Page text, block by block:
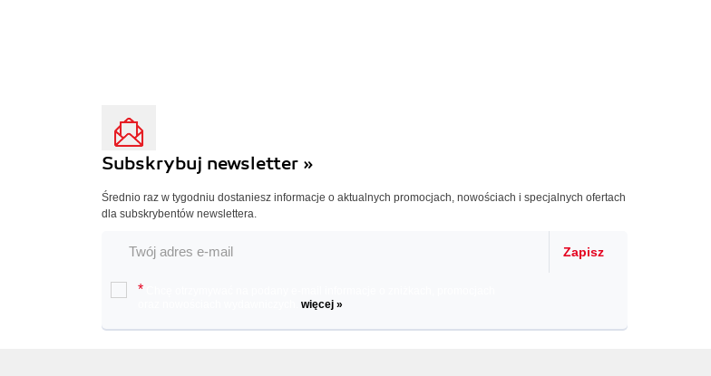
Subskrybuj newsletter »
Średnio raz w tygodniu dostaniesz informacje o aktualnych promocjach, nowościach i specjalnych ofertach
dla subskrybentów newslettera.
Zapisz
*
więcej »